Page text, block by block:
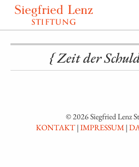
{ Zeit der
© 2026 Siegfried Lenz
KONTAKT|IMPRESSUM|